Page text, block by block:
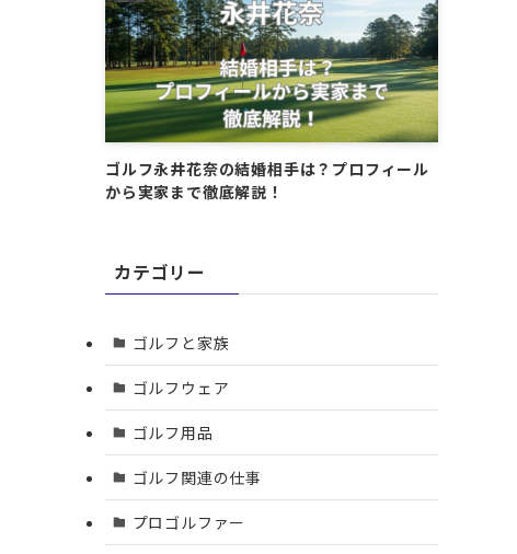
ゴルフ永井花奈の結婚相手は？プロフィール
から実家まで徹底解説！
カテゴリー
ゴルフと家族
ゴルフウェア
ゴルフ用品
ゴルフ関連の仕事
プロゴルファー